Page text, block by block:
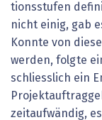
tionsstufen
nicht einig, gab
Konnte von
werden, folgte
schliesslich ein
zeitaufwändig,